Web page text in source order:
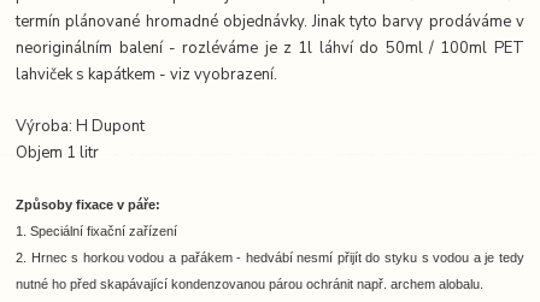
termín plánované hromadné objednávky. Jinak tyto barvy prodáváme v
neoriginálním balení - rozléváme je z 1l láhví do 50ml / 100ml PET
lahviček s kapátkem - viz vyobrazení.
Výroba: H Dupont
Objem 1 litr
Způsoby fixace v páře:
1. Speciální fixační zařízení
2. Hrnec s horkou vodou a pařákem - hedvábí nesmí přijít do styku s vodou a je tedy
nutné ho před skapávající kondenzovanou párou ochránit např. archem alobalu.